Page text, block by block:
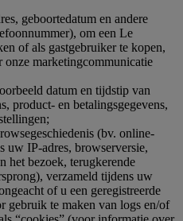
geboortedatum en andere
om een Le
of als gastgebruiker te kopen,
onze marketingcommunicatie
datum en tijdstip van
product- en betalingsgegevens,
(bv. online-
uw IP-adres, browserversie,
het bezoek, terugkerende
verzameld tijdens uw
of u een geregistreerde
gebruik te maken van logs en/of